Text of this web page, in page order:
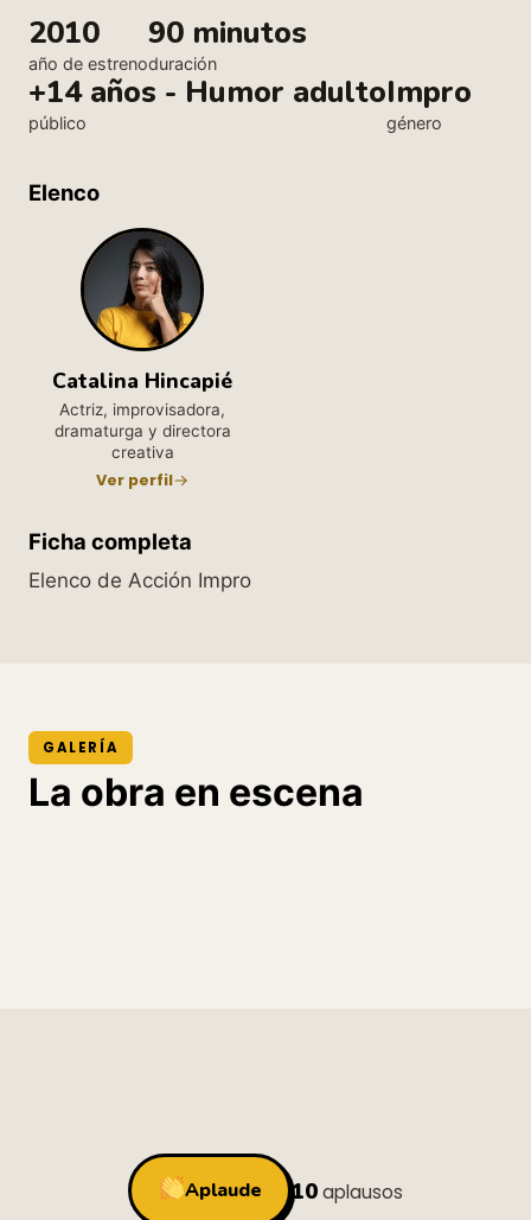
2010
año de estreno
90 minutos
duración
+14 años - Humor adulto
público
Impro
género
Elenco
Catalina Hincapié
Actriz, improvisadora,
dramaturga y directora
creativa
Ver perfil
Ficha completa
Elenco de Acción Impro
GALERÍA
La obra en escena
Aplaude 10aplausos